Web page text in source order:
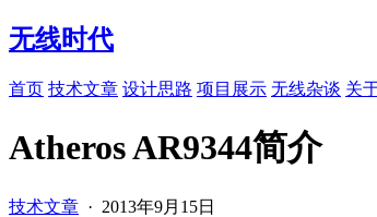
无线时代
首页 技术文章 设计思路 项目展示 无线杂谈 关
Atheros AR9344简介
技术文章 · 2013年9月15日